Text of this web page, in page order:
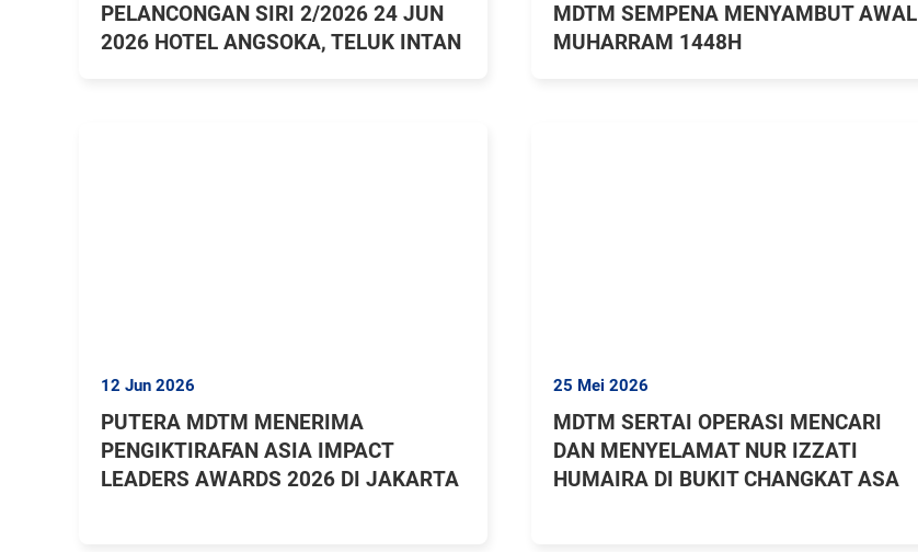
PELANCONGAN SIRI 2/2026 24 JUN
2026 HOTEL ANGSOKA, TELUK INTAN
MDTM SEMPENA MENYAMBUT AWAL
MUHARRAM 1448H
12 Jun 2026
PUTERA MDTM MENERIMA
PENGIKTIRAFAN ASIA IMPACT
LEADERS AWARDS 2026 DI JAKARTA
25 Mei 2026
MDTM SERTAI OPERASI MENCARI
DAN MENYELAMAT NUR IZZATI
HUMAIRA DI BUKIT CHANGKAT ASA